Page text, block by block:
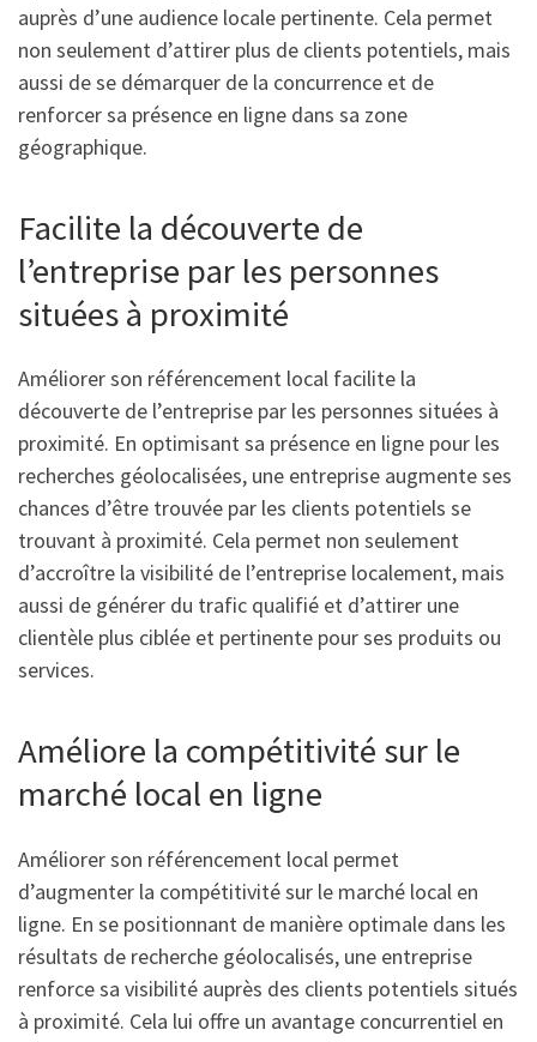
auprès d’une audience locale pertinente. Cela permet
non seulement d’attirer plus de clients potentiels, mais
aussi de se démarquer de la concurrence et de
renforcer sa présence en ligne dans sa zone
géographique.
Facilite la découverte de
l’entreprise par les personnes
situées à proximité
Améliorer son référencement local facilite la
découverte de l’entreprise par les personnes situées à
proximité. En optimisant sa présence en ligne pour les
recherches géolocalisées, une entreprise augmente ses
chances d’être trouvée par les clients potentiels se
trouvant à proximité. Cela permet non seulement
d’accroître la visibilité de l’entreprise localement, mais
aussi de générer du trafic qualifié et d’attirer une
clientèle plus ciblée et pertinente pour ses produits ou
services.
Améliore la compétitivité sur le
marché local en ligne
Améliorer son référencement local permet
d’augmenter la compétitivité sur le marché local en
ligne. En se positionnant de manière optimale dans les
résultats de recherche géolocalisés, une entreprise
renforce sa visibilité auprès des clients potentiels situés
à proximité. Cela lui offre un avantage concurrentiel en